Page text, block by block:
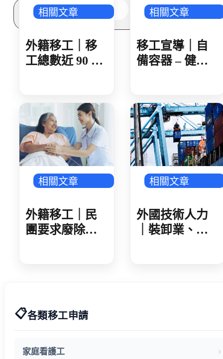
相關文章
外籍移工｜移
工總數近 90 萬
頭 金屬、機械
傳產回溫
相關文章
移工宣導｜自
備容器 – 健康
相關文章
外籍移工｜民
團要求廢除家
相關文章
外國技術人力
｜裝卸業、集
📋各類移工申請
家庭看護工